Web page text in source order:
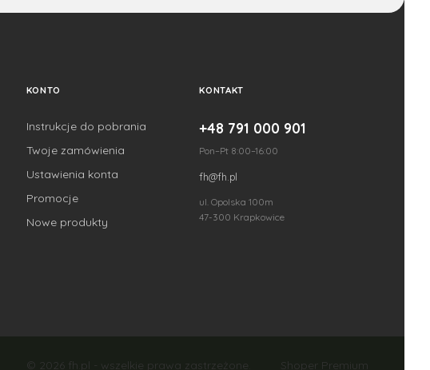
KONTO
Instrukcje do pobrania
Twoje zamówienia
Ustawienia konta
Promocje
Nowe produkty
KONTAKT
+48 791 000 901
Pon–Pt 8:00–16:00
fh@fh.pl
ul. Opolska 100m
47-300 Krapkowice
© 2026 fh.pl - wszelkie prawa zastrzeżone. Shoper Premium